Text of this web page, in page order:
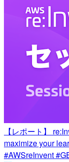
【レポート】
maximize your
#AWSreInvent